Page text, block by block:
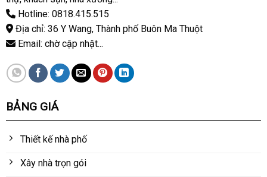
Hotline: 0818.415.515
Địa chỉ: 36 Y Wang, Thành phố Buôn Ma Thuột
Email: chờ cập nhật...
BẢNG GIÁ
Thiết kế nhà phố
Xây nhà trọn gói